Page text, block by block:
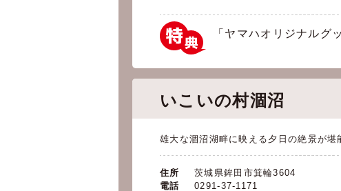
「ヤマハオリジナル
いこいの村涸沼
雄大な涸沼湖畔に映える夕日の絶景が
住所
茨城県鉾田市箕輪3604
電話
0291-37-1171